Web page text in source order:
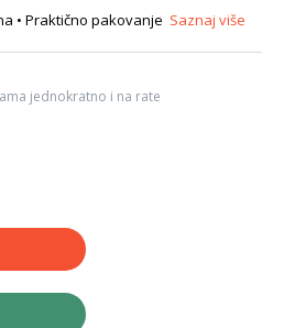
• Praktično pakovanje Saznaj više
jednokratno i na rate